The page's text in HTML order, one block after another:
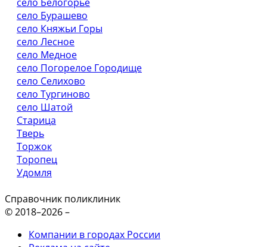
село Бурашево
село Княжьи Горы
село Лесное
село Медное
село Погорелое Городище
село Селихово
село Тургиново
село Шатой
Старица
Тверь
Торжок
Торопец
Удомля
Справочник поликлиник
© 2018–2026 –
Компании в городах России